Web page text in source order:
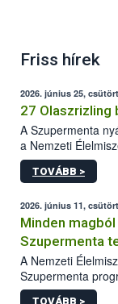
Friss hírek
2026. június 25,
27 Olaszrizling
A Szupermenta
a Nemzeti
szakemberei.
vizsgálaton az is
legkedveltebbnek
TOVÁBB >
2026. június 11,
Minden
Szupermenta
A Nemzeti
Szupermenta
körömvirág-
TOVÁBB >